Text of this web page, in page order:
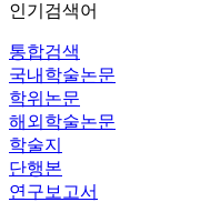
인기검색어
통합검색
국내학술논문
학위논문
해외학술논문
학술지
단행본
연구보고서